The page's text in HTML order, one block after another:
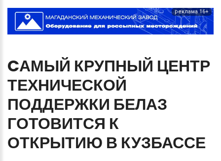
реклама 16+
CАМЫЙ КРУПНЫЙ ЦЕНТР
ТЕХНИЧЕСКОЙ
ПОДДЕРЖКИ БЕЛАЗ
ГОТОВИТСЯ К
ОТКРЫТИЮ В КУЗБАССЕ